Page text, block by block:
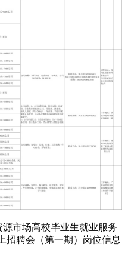
市场高校毕业生就业服务
招聘会（第一期）岗位信息